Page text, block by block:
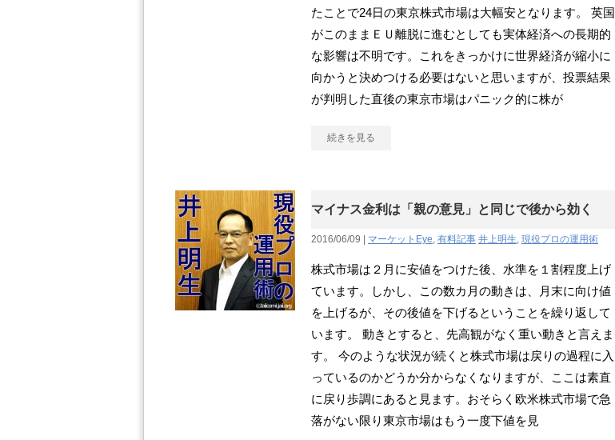
たことで24日の東京株式市場は大幅安となります。 英国
がこのままＥＵ離脱に進むとしても実体経済への長期的
な影響は不明です。これをきっかけに世界経済が縮小に
向かうと決めつける必要はないと思いますが、投票結果
が判明した直後の東京市場はパニック的に株が
続きを見る
マイナス金利は「親の意見」と同じで後から効く
2016/06/09 | マーケットEye, 有料記事 井上明生, 現役プロの運用術
株式市場は２月に安値をつけた後、水準を１割程度上げ
ています。しかし、この数カ月の動きは、月末に向け値
を上げるが、その後値を下げるということを繰り返して
います。 動きとすると、先高観がなく重い動きと言えま
す。 今のような状況が続くと株式市場は戻りの過程に入
っているのかどうか分からなくなりますが、ここは素直
に戻り歩調にあると見ます。おそらく欧米株式市場で急
落がない限り東京市場はもう一度下値を見